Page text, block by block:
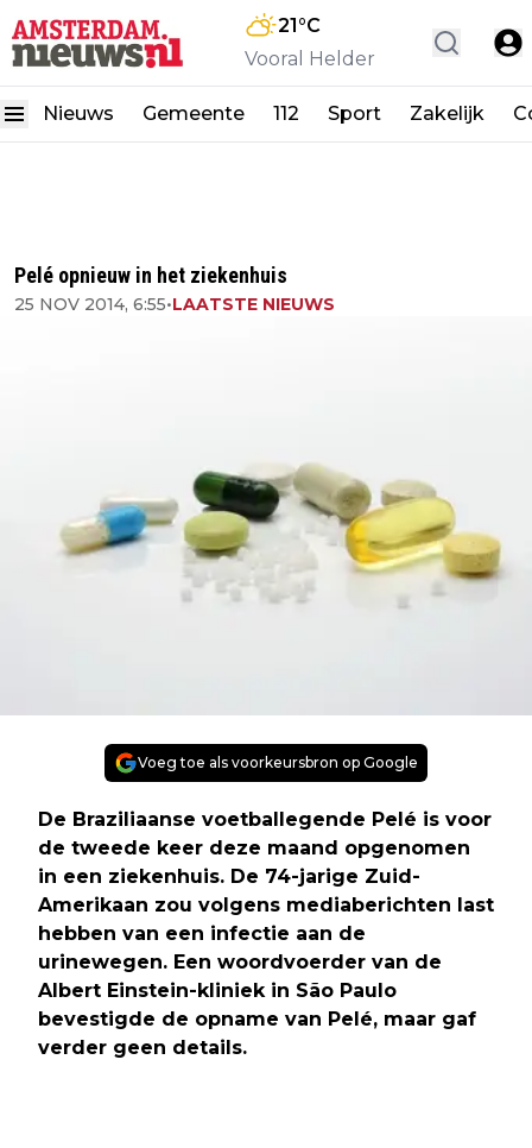
21°C
Vooral Helder
Nieuws Gemeente 112 Sport Zakelijk
Pelé opnieuw in het ziekenhuis
25 NOV 2014, 6:55•LAATSTE NIEUWS
Voeg toe als voorkeursbron op Google
De Braziliaanse voetballegende Pelé is voor
de tweede keer deze maand opgenomen
in een ziekenhuis. De 74-jarige Zuid-
Amerikaan zou volgens mediaberichten last
hebben van een infectie aan de
urinewegen. Een woordvoerder van de
Albert Einstein-kliniek in São Paulo
bevestigde de opname van Pelé, maar gaf
verder geen details.